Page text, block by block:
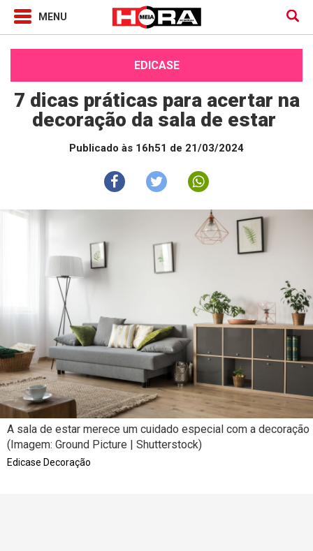
EDICASE
7 dicas práticas para acertar na
decoração da sala de estar
Publicado às 16h51 de 21/03/2024
A sala de estar merece um cuidado especial com a decoração
(Imagem: Ground Picture | Shutterstock)
Edicase Decoração